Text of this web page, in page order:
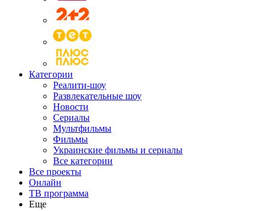
Категории
Реалити-шоу
Развлекательные шоу
Новости
Сериалы
Мультфильмы
Фильмы
Украинские фильмы и сериалы
Все категории
Все проекты
Онлайн
ТВ программа
Еще